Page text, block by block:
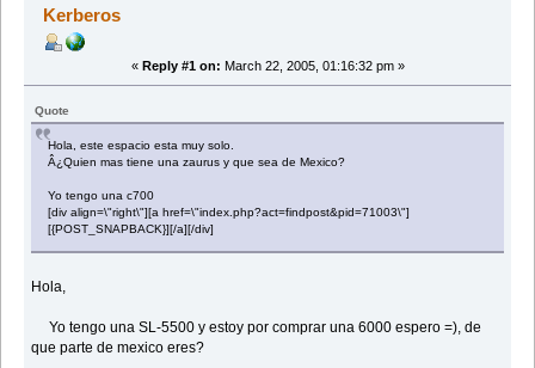
Kerberos
« Reply #1 on: March 22, 2005, 01:16:32 pm »
Quote
Hola, este espacio esta muy solo.
Â¿Quien mas tiene una zaurus y que sea de Mexico?
Yo tengo una c700
[div align=\"right\"][a href=\"index.php?act=findpost&pid=71003\"]
[{POST_SNAPBACK}][/a][/div]
Hola,
Yo tengo una SL-5500 y estoy por comprar una 6000 espero =), de
que parte de mexico eres?